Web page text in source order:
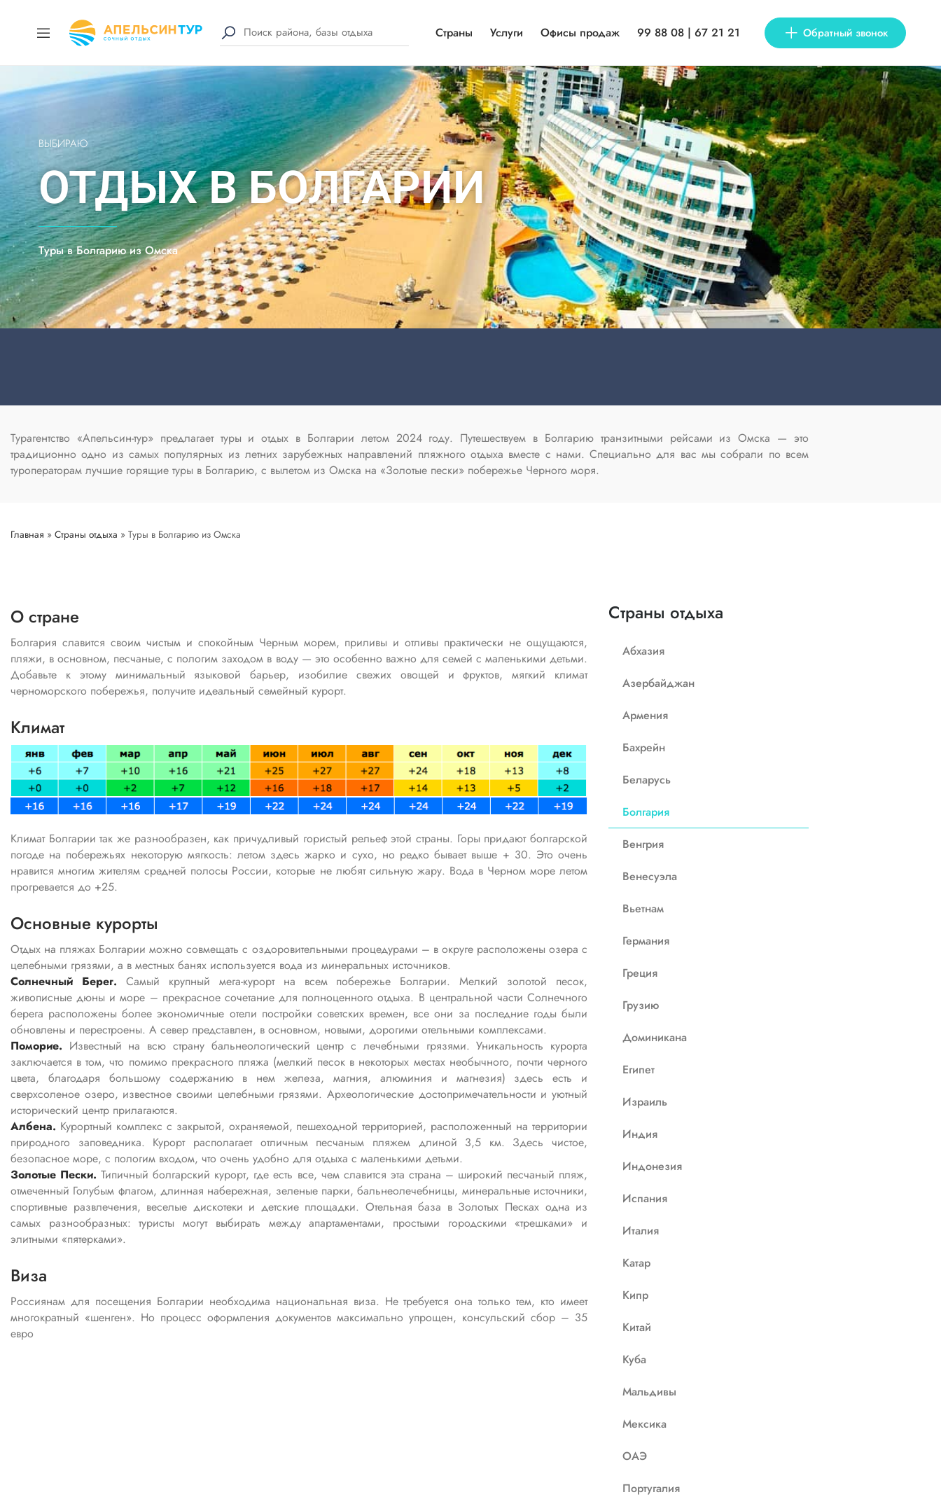
Страны Услуги Офисы продаж 99 88 08 | 67 21 21 Обратный звонок
ВЫБИРАЮ
ОТДЫХ В БОЛГАРИИ
Туры в Болгарию из Омска
Турагентство «Апельсин-тур» предлагает туры и отдых в Болгарии летом 2024 году. Путешествуем в Болгарию транзитными рейсами из Омска — это
традиционно одно из самых популярных из летних зарубежных направлений пляжного отдыха вместе с нами. Специально для вас мы собрали по всем
туроператорам лучшие горящие туры в Болгарию, с вылетом из Омска на «Золотые пески» побережье Черного моря.
Главная » Страны отдыха » Туры в Болгарию из Омска
О стране
Болгария славится своим чистым и спокойным Черным морем, приливы и отливы практически не ощущаются,
пляжи, в основном, песчаные, с пологим заходом в воду — это особенно важно для семей с маленькими детьми.
Добавьте к этому минимальный языковой барьер, изобилие свежих овощей и фруктов, мягкий климат
черноморского побережья, получите идеальный семейный курорт.
Климат
Климат Болгарии так же разнообразен, как причудливый гористый рельеф этой страны. Горы придают болгарской
погоде на побережьях некоторую мягкость: летом здесь жарко и сухо, но редко бывает выше + 30. Это очень
нравится многим жителям средней полосы России, которые не любят сильную жару. Вода в Черном море летом
прогревается до +25.
Основные курорты
Отдых на пляжах Болгарии можно совмещать с оздоровительными процедурами – в округе расположены озера с
целебными грязями, а в местных банях используется вода из минеральных источников.
Солнечный Берег. Самый крупный мега-курорт на всем побережье Болгарии. Мелкий золотой песок,
живописные дюны и море – прекрасное сочетание для полноценного отдыха. В центральной части Солнечного
берега расположены более экономичные отели постройки советских времен, все они за последние годы были
обновлены и перестроены. А север представлен, в основном, новыми, дорогими отельными комплексами.
Поморие. Известный на всю страну бальнеологический центр с лечебными грязями. Уникальность курорта
заключается в том, что помимо прекрасного пляжа (мелкий песок в некоторых местах необычного, почти черного
цвета, благодаря большому содержанию в нем железа, магния, алюминия и магнезия) здесь есть и
сверхсоленое озеро, известное своими целебными грязями. Археологические достопримечательности и уютный
исторический центр прилагаются.
Албена. Курортный комплекс с закрытой, охраняемой, пешеходной территорией, расположенный на территории
природного заповедника. Курорт располагает отличным песчаным пляжем длиной 3,5 км. Здесь чистое,
безопасное море, с пологим входом, что очень удобно для отдыха с маленькими детьми.
Золотые Пески. Типичный болгарский курорт, где есть все, чем славится эта страна – широкий песчаный пляж,
отмеченный Голубым флагом, длинная набережная, зеленые парки, бальнеолечебницы, минеральные источники,
спортивные развлечения, веселые дискотеки и детские площадки. Отельная база в Золотых Песках одна из
самых разнообразных: туристы могут выбирать между апартаментами, простыми городскими «трешками» и
элитными «пятерками».
Виза
Россиянам для посещения Болгарии необходима национальная виза. Не требуется она только тем, кто имеет
многократный «шенген». Но процесс оформления документов максимально упрощен, консульский сбор – 35
евро
Страны отдыха
Абхазия
Азербайджан
Армения
Бахрейн
Беларусь
Болгария
Венгрия
Венесуэла
Вьетнам
Германия
Греция
Грузию
Доминикана
Египет
Израиль
Индия
Индонезия
Испания
Италия
Катар
Кипр
Китай
Куба
Мальдивы
Мексика
ОАЭ
Португалия